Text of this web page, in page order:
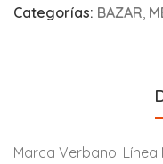
Categorías: BAZAR
Marca Verbano.